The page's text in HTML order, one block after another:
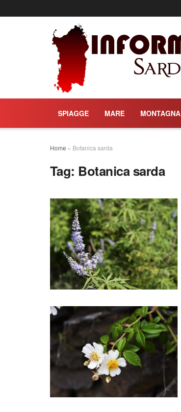
SPIAGGE MARE MONTAGNA
Home » Botanica sarda
Tag: Botanica sarda